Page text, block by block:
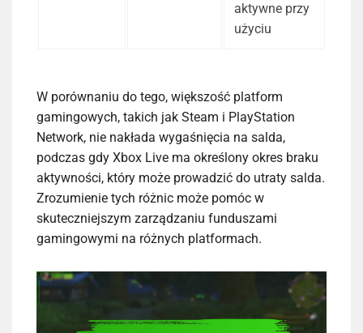
aktywne przy
użyciu
W porównaniu do tego, większość platform
gamingowych, takich jak Steam i PlayStation
Network, nie nakłada wygaśnięcia na salda,
podczas gdy Xbox Live ma określony okres braku
aktywności, który może prowadzić do utraty salda.
Zrozumienie tych różnic może pomóc w
skuteczniejszym zarządzaniu funduszami
gamingowymi na różnych platformach.